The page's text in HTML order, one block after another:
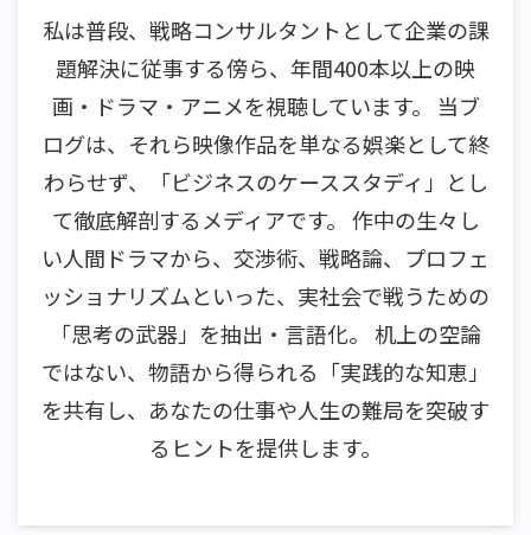
私は普段、戦略コンサルタントとして企業の課
題解決に従事する傍ら、年間400本以上の映
画・ドラマ・アニメを視聴しています。 当ブ
ログは、それら映像作品を単なる娯楽として終
わらせず、「ビジネスのケーススタディ」とし
て徹底解剖するメディアです。 作中の生々し
い人間ドラマから、交渉術、戦略論、プロフェ
ッショナリズムといった、実社会で戦うための
「思考の武器」を抽出・言語化。 机上の空論
ではない、物語から得られる「実践的な知恵」
を共有し、あなたの仕事や人生の難局を突破す
るヒントを提供します。